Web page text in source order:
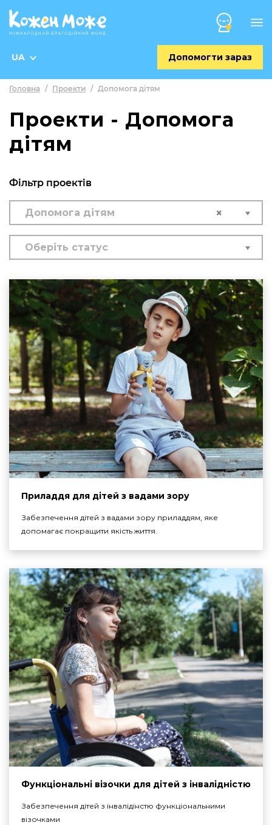
UA Допомогти зараз
Головна / Проекти / Допомога дітям
Проекти - Допомога
дітям
Фільтр проектів
×
Допомога дітям
Оберіть статус
Приладдя для дітей з вадами зору
Забезпечення дітей з вадами зору приладдям, яке
допомагає покращити якість життя.
Функціональні візочки для дітей з інвалідністю
Забезпечення дітей з інвалідінстю функціональними
візочками